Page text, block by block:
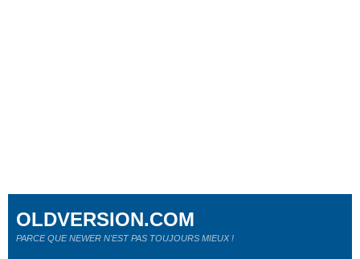
OLDVERSION.COM
PARCE QUE NEWER N'EST PAS TOUJOURS MIEUX !